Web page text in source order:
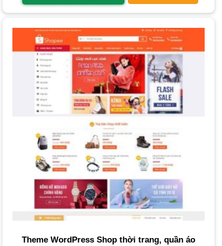
Giá Cả Hợp Lý và Minh Bạch: So sánh báo giá từ nhiều
Xu Hướng Thiết Kế Website Thời Trang Nổi
Bật
Các xu hướng thiết kế hiện nay tập trung vào trải nghiệm
người dùng và thẩm mỹ.
Xem thêmLàm thế nào để tối ưu trải nghiệm người dùng
Theme WordPress Shop thời trang, quần áo